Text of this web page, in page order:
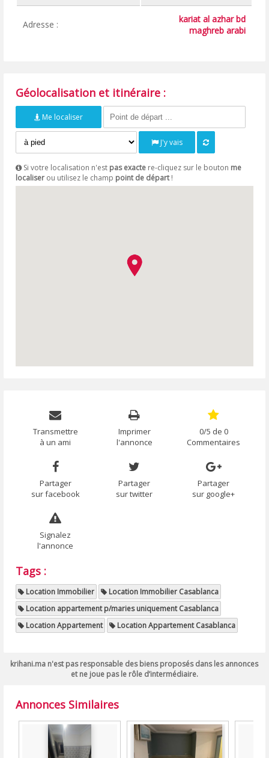
Adresse :
kariat al azhar bd
maghreb arabi
Géolocalisation et itinéraire :
Me localiser
J'y vais
Si votre localisation n'est pas exacte re-cliquez sur le bouton me
localiser ou utilisez le champ point de départ!
Transmettre
à un ami
Imprimer
l'annonce
0/5 de 0
Commentaires
Partager
sur facebook
Partager
sur twitter
Partager
sur google+
Signalez
l'annonce
Tags :
Location Immobilier
Location Immobilier Casablanca
Location appartement p/maries uniquement Casablanca
Location Appartement
Location Appartement Casablanca
krihani.ma n'est pas responsable des biens proposés dans les annonces
et ne joue pas le rôle d’intermédiaire.
Annonces Similaires